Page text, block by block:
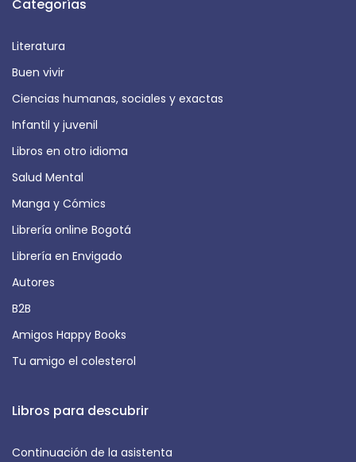
Categorías
Literatura
Buen vivir
Ciencias humanas, sociales y exactas
Infantil y juvenil
Libros en otro idioma
Salud Mental
Manga y Cómics
Librería online Bogotá
Librería en Envigado
Autores
B2B
Amigos Happy Books
Tu amigo el colesterol
Libros para descubrir
Continuación de la asistenta